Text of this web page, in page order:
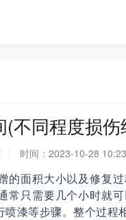
不同程度损伤
时间： 2023-10-28
的面积大小以及修复
常只需要几个小时就
漆等步骤。整个过程